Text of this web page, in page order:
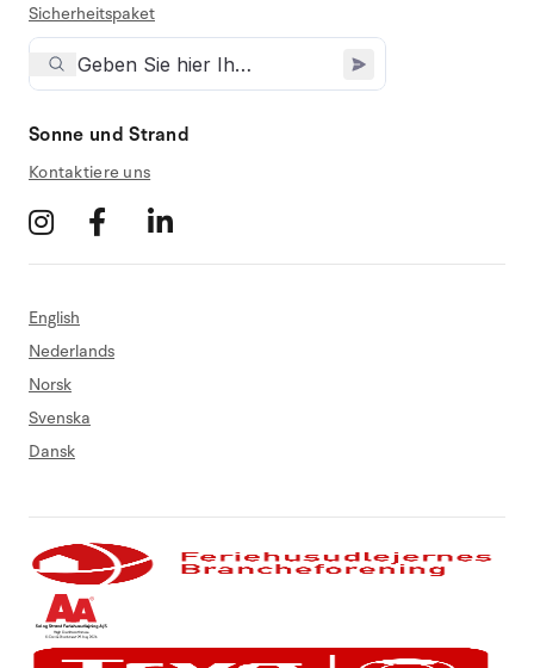
Sicherheitspaket
Sonne und Strand
Kontaktiere uns
English
Nederlands
Norsk
Svenska
Dansk